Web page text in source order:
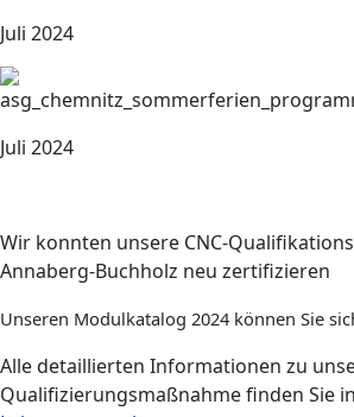
Juli 2024
Juli 2024
Wir konnten unsere CNC-
Annaberg-Buchholz neu zertifizieren
Unseren Modulkatalog 2024 können Sie
Alle detaillierten Informationen zu
Qualifizierungsmaßnahme finden Sie